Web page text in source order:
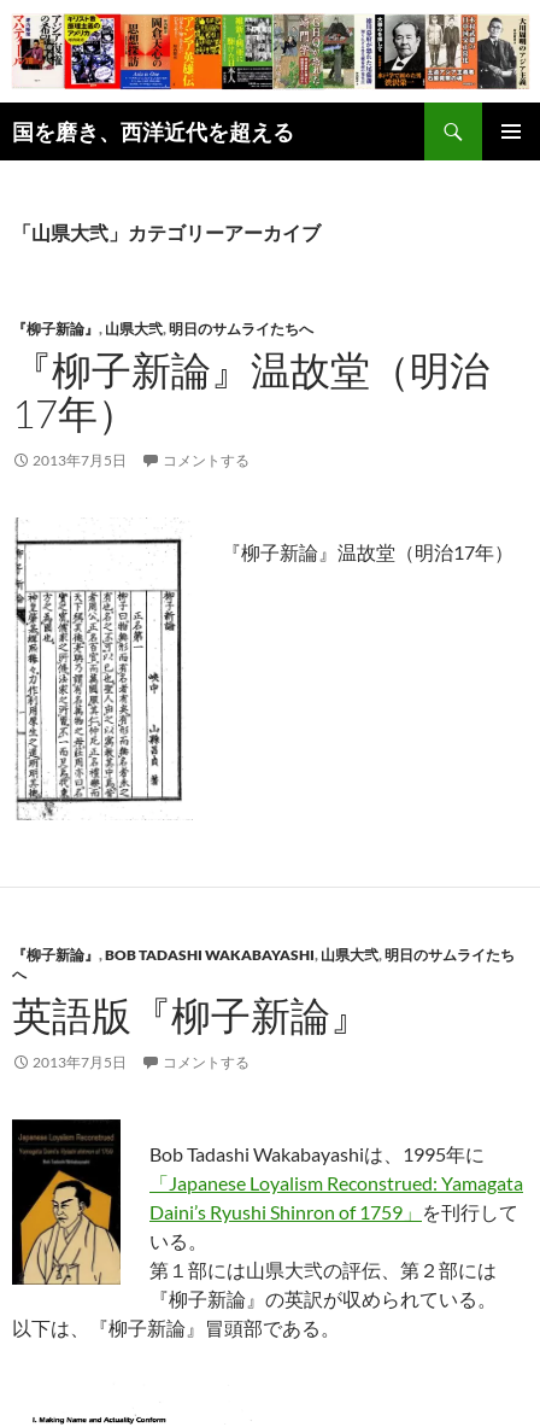
コ
ン
テ
ン
ツ
へ
国を磨き、西洋近代を超える
索
「山県大弐」カテゴリーアーカイブ
『柳子新論』 , 山県大弐,明日のサムライたちへ
『柳子新論』温故堂（明治
17年）
2013年7月5日 コメントする
『柳子新論』温故堂（明治17年）
『柳子新論』 ,BOB TADASHI WAKABAYASHI, 山県大弐,明日のサムライたち
へ
英語版『柳子新論』
2013年7月5日 コメントする
Bob Tadashi Wakabayashiは、1995年に
「Japanese Loyalism Reconstrued: Yamagata
Daini’s Ryushi Shinron of 1759」 を刊行して
いる。
第１部には山県大弐の評伝、第２部には
『柳子新論』の英訳が収められている。
以下は、『柳子新論』冒頭部である。